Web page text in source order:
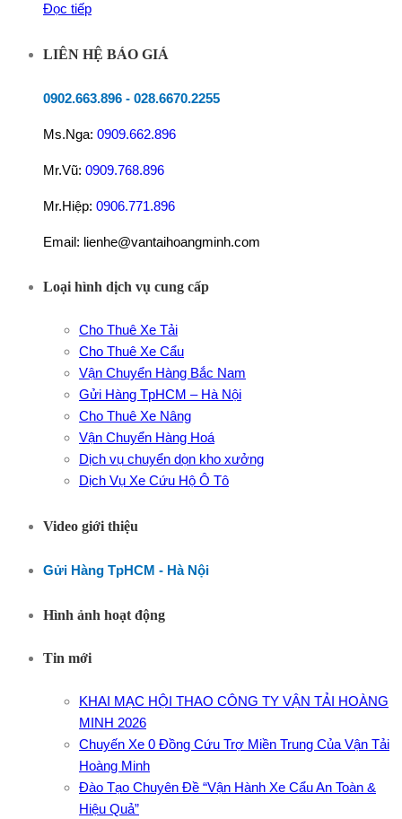
Đọc tiếp
LIÊN HỆ BÁO GIÁ
0902.663.896 - 028.6670.2255
Ms.Nga: 0909.662.896
Mr.Vũ: 0909.768.896
Mr.Hiệp: 0906.771.896
Email: lienhe@vantaihoangminh.com
Loại hình dịch vụ cung cấp
Cho Thuê Xe Tải
Cho Thuê Xe Cẩu
Vận Chuyển Hàng Bắc Nam
Gửi Hàng TpHCM – Hà Nội
Cho Thuê Xe Nâng
Vận Chuyển Hàng Hoá
Dịch vụ chuyển dọn kho xưởng
Dịch Vụ Xe Cứu Hộ Ô Tô
Video giới thiệu
Gửi Hàng TpHCM - Hà Nội
Hình ảnh hoạt động
Tin mới
KHAI MẠC HỘI THAO CÔNG TY VẬN TẢI HOÀNG
MINH 2026
Chuyến Xe 0 Đồng Cứu Trợ Miền Trung Của Vận Tải
Hoàng Minh
Đào Tạo Chuyên Đề “Vận Hành Xe Cẩu An Toàn &
Hiệu Quả”